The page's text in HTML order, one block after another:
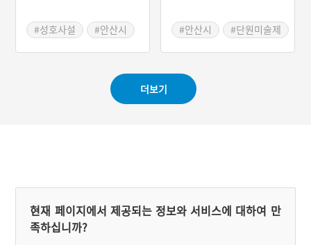
#성호사설
#안산시
#안산시
#단원미술제
#풍속화가
#화랑유원지
더보기
현재 페이지에서 제공되는 정보와 서비스에 대하여 만
족하십니까?